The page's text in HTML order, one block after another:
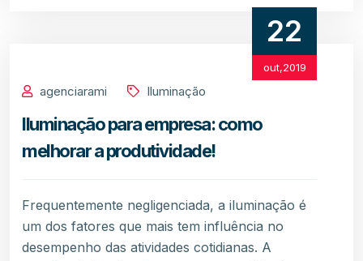
22
out,2019
agenciarami Iluminação
Iluminação para empresa: como
melhorar a produtividade!
Frequentemente negligenciada, a iluminação é
um dos fatores que mais tem influência no
desempenho das atividades cotidianas. A